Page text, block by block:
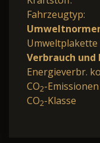
Fahrzeugtyp:
Umweltplakette
Verbrauch und
Energieverbr.
CO2-
CO2-Klasse